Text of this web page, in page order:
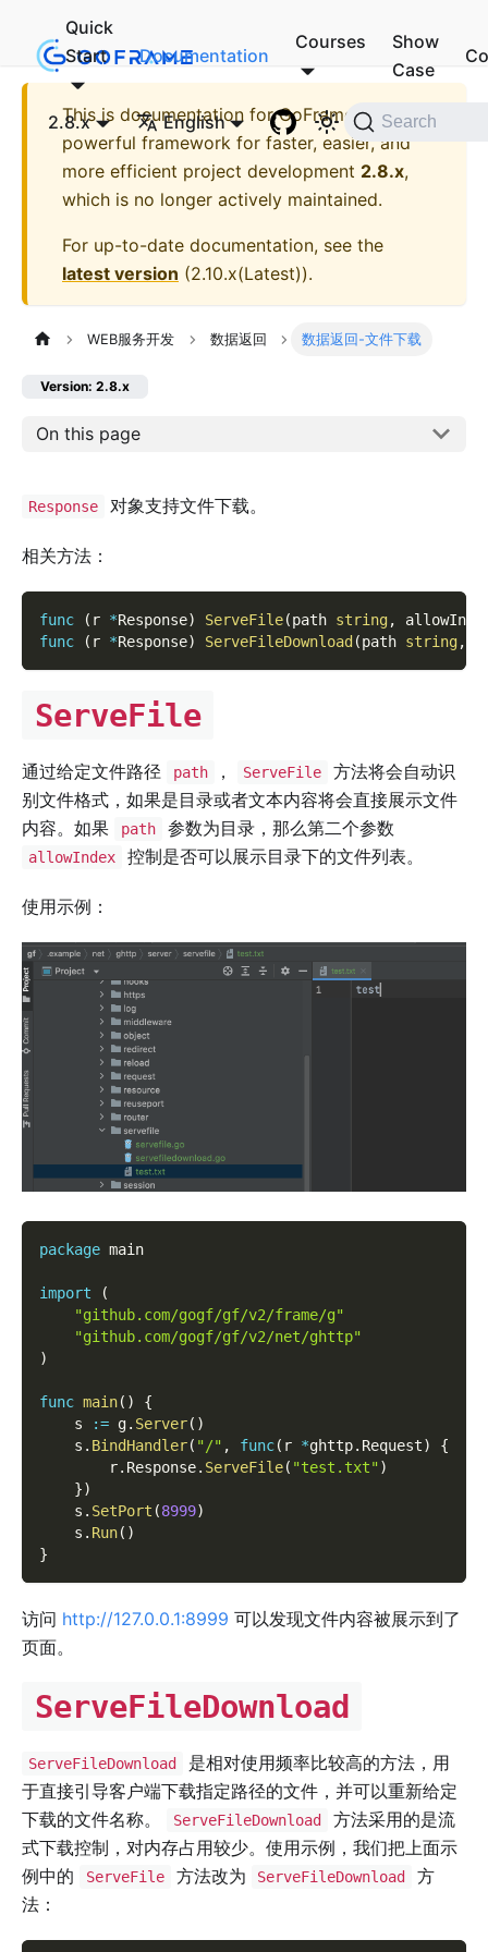
Quick
Start
Documentation
Courses
Show
Case
2.8.x English Search
This is documentation forGoFrame - A
powerful framework for faster, easier, and
more efficient project development 2.8.x,
which is no longer actively maintained.
For up-to-date documentation, see the
latest version (2.10.x(Latest)).
WEB服务开发 数据返回 数据返回-文件下载
Version: 2.8.x
On this page
Response 对象支持文件下载。
相关方法：
func ( r *Response) ServeFile(path string,
func
( r *Response) ServeFileDownload (path string,
ServeFile
通过给定文件路径 path ， ServeFile
方法将会自动识
别文件格式，如果是目录或者文本内容将会直接展示文件
内容。如果
path 参数为目录，那么第二个参数
allowIndex 控制是否可以展示目录下的文件列表。
使用示例：
package main
import
(
"github.com/gogf/gf/v2/frame/g"
"github.com/gogf/gf/v2/net/ghttp"
)
func main( )
{
    s
:= g. Server( )
    s
. BindHandler( "/" , func( r *ghttp. Request)
{
        r
. Response. ServeFile( "test.txt")
})
    s
. SetPort (8999)
    s
. Run( )
}
访问 http://127.0.0.1:8999 可以发现文件内容被展示到了
页面。
ServeFileDownload
ServeFileDownload
是相对使用频率比较高的方法，用
于直接引导客户端下载指定路径的文件，并可以重新给定
下载的文件名称。
ServeFileDownload
方法采用的是流
式下载控制，对内存占用较少。使用示例，我们把上面示
例中的
ServeFile 方法改为 ServeFileDownload
方
法：